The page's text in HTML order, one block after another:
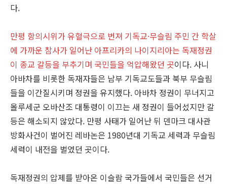
다.
만평 항의시위가 유혈극으로 번져 기독교·무슬림 주민 간 학살
에 가까운 참사가 일어난 아프리카의 나이지리아는 독재정권
이 종교 갈등을 부추기며 국민들을 억압해왔던 곳이다. 사니
아바차를 비롯한 독재자들은 남부 기독교도들과 북부 무슬림
들을 이간질시키며 정권을 유지했다. 아바차 정권이 무너지고
올루세군 오바산조 대통령이 이끄는 새 정권이 들어섰지만 갈
등은 해소되지 않았다. 만평 사태가 일어난 뒤 덴마크 대사관
방화사건이 벌어진 레바논은 1980년대 기독교 세력과 무슬림
세력이 내전을 벌였던 곳이다.
독재정권의 압제를 받아온 이슬람 국가들에서 국민들은 선거